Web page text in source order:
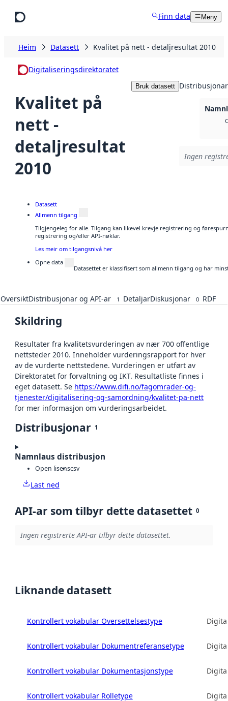
Finn data Meny
Heim Datasett Kvalitet på nett - detaljresultat 2010
Digitaliseringsdirektoratet
Kvalitet på
nett -
detaljresultat
2010
Bruk datasett Distribusjonar
Ingen
Datasett
Allmenn tilgang
Tilgjengeleg for alle. Tilgang kan likevel krevje registrering og
registrering og/eller API-nøklar.
Les meir om tilgangsnivå her
Opne data
Datasettet er klassifisert som allmenn tilgang og har
OversiktDistribusjonar og API-ar 1 DetaljarDiskusjonar 0 RDF
Skildring
Resultater fra kvalitetsvurderingen av nær 700 offentlige
nettsteder 2010. Inneholder vurderingsrapport for hver
av de vurderte nettstedene. Vurderingen er utført av
Direktoratet for forvaltning og IKT. Resultatliste finnes i
eget datasett. Se https://www.difi.no/fagomrader-og-
tjenester/digitalisering-og-samordning/kvalitet-pa-nett
for mer informasjon om vurderingsarbeidet.
Distribusjonar 1
Namnlaus distribusjon
Open lisenscsv
Last ned
API-ar som tilbyr dette datasettet 0
Ingen registrerte API-ar tilbyr dette datasettet.
Liknande datasett
Kontrollert vokabular Oversettelsestype
Kontrollert vokabular Dokumentreferansetype
Kontrollert vokabular Dokumentasjonstype
Kontrollert vokabular Rolletype